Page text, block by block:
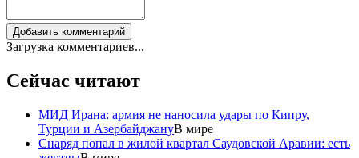
Добавить комментарий
Загрузка комментариев...
Сейчас читают
МИД Ирана: армия не наносила удары по Кипру,
Турции и АзербайджануВ мире
Снаряд попал в жилой квартал Саудовской Аравии: есть